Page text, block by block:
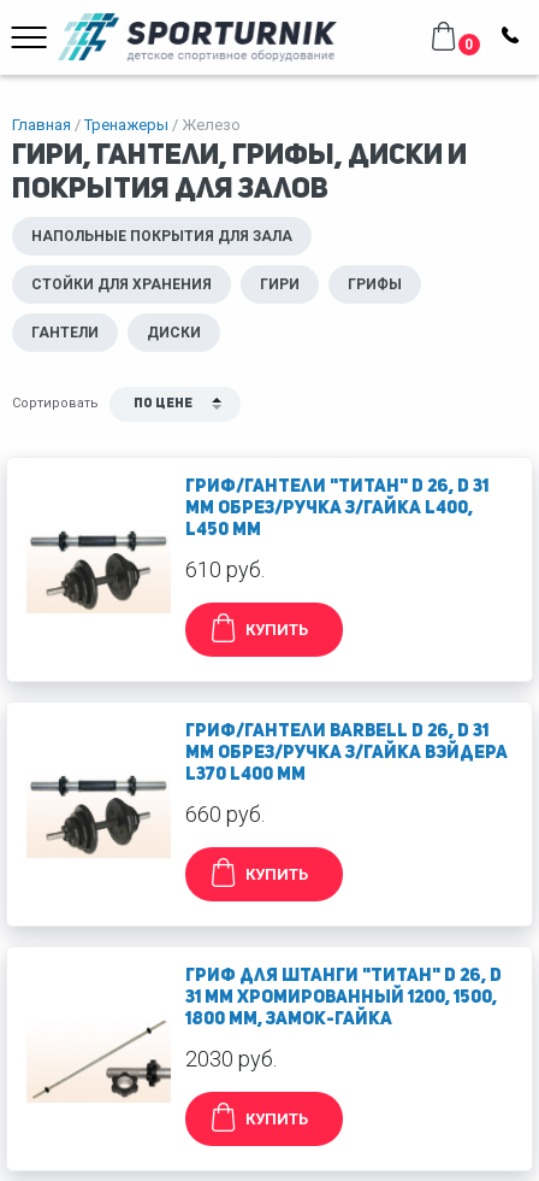
0
Главная Тренажеры Железо
Гири, гантели, грифы, диски и
покрытия для залов
НАПОЛЬНЫЕ ПОКРЫТИЯ ДЛЯ ЗАЛА
СТОЙКИ ДЛЯ ХРАНЕНИЯ ГИРИ ГРИФЫ
ГАНТЕЛИ ДИСКИ
Сортировать По цене
Гриф/гантели "Титан" d 26, d 31
мм обрез/ручка з/гайка L400,
L450 мм
610 руб.
КУПИТЬ
Гриф/гантели Barbell d 26, d 31
мм обрез/ручка з/гайка Вэйдера
L370 L400 мм
660 руб.
КУПИТЬ
Гриф для штанги "Титан" d 26, d
31 мм хромированный 1200, 1500,
1800 мм, замок-гайка
2030 руб.
КУПИТЬ